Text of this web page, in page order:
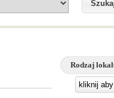
Rodzaj
kliknij